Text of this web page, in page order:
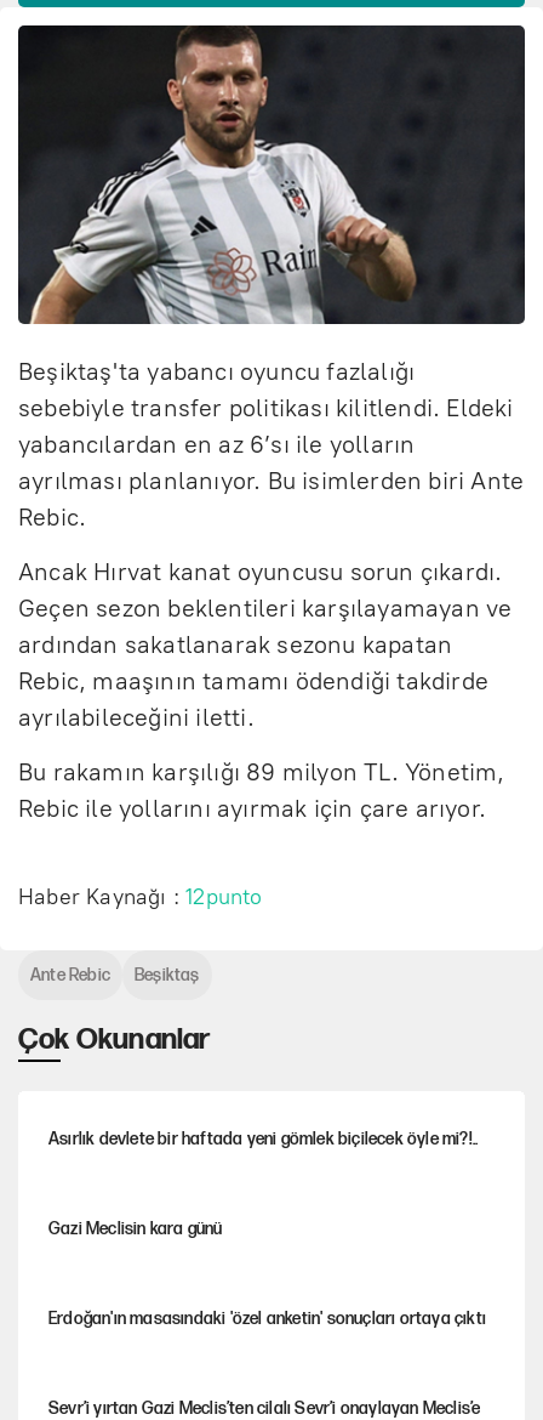
Beşiktaş'ta yabancı oyuncu fazlalığı
sebebiyle transfer politikası kilitlendi. Eldeki
yabancılardan en az 6’sı ile yolların
ayrılması planlanıyor. Bu isimlerden biri Ante
Rebic.
Ancak Hırvat kanat oyuncusu sorun çıkardı.
Geçen sezon beklentileri karşılayamayan ve
ardından sakatlanarak sezonu kapatan
Rebic, maaşının tamamı ödendiği takdirde
ayrılabileceğini iletti.
Bu rakamın karşılığı 89 milyon TL. Yönetim,
Rebic ile yollarını ayırmak için çare arıyor.
Haber Kaynağı :12punto
Çok Okunanlar
Asırlık devlete bir haftada yeni gömlek biçilecek öyle mi?!..
Gazi Meclisin kara günü
Erdoğan'ın masasındaki 'özel anketin' sonuçları ortaya çıktı
Sevr’i yırtan Gazi Meclis’ten cilalı Sevr’i onaylayan Meclis’e
Ante Rebic Beşiktaş